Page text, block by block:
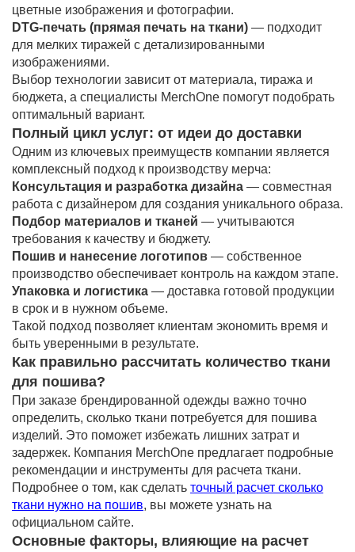
цветные изображения и фотографии.
DTG-печать (прямая печать на ткани) — подходит
для мелких тиражей с детализированными
изображениями.
Выбор технологии зависит от материала, тиража и
бюджета, а специалисты MerchOne помогут подобрать
оптимальный вариант.
Полный цикл услуг: от идеи до доставки
Одним из ключевых преимуществ компании является
комплексный подход к производству мерча:
Консультация и разработка дизайна — совместная
работа с дизайнером для создания уникального образа.
Подбор материалов и тканей — учитываются
требования к качеству и бюджету.
Пошив и нанесение логотипов — собственное
производство обеспечивает контроль на каждом этапе.
Упаковка и логистика — доставка готовой продукции
в срок и в нужном объеме.
Такой подход позволяет клиентам экономить время и
быть уверенными в результате.
Как правильно рассчитать количество ткани
для пошива?
При заказе брендированной одежды важно точно
определить, сколько ткани потребуется для пошива
изделий. Это поможет избежать лишних затрат и
задержек. Компания MerchOne предлагает подробные
рекомендации и инструменты для расчета ткани.
Подробнее о том, как сделать точный расчет сколько
ткани нужно на пошив, вы можете узнать на
официальном сайте.
Основные факторы, влияющие на расчет